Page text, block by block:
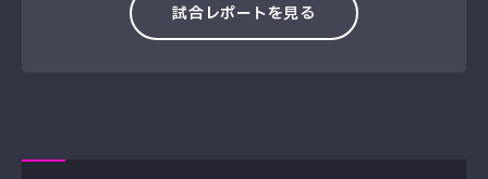
試合レポートを見る